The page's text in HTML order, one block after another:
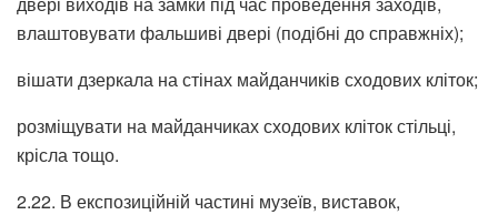
влаштовувати фальшиві двері (подібні до справжніх);
вішати дзеркала на стінах майданчиків сходових кліток;
розміщувати на майданчиках сходових кліток стільці,
крісла тощо.
2.22. В експозиційній частині музеїв, виставок,